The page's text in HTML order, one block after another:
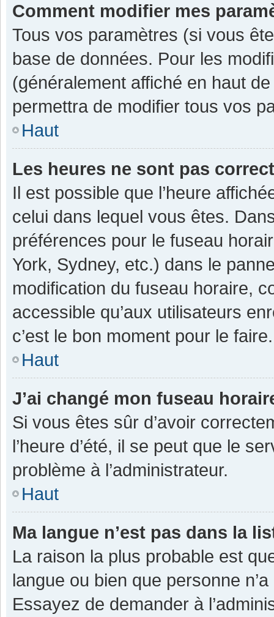
Comment modifier mes
Tous vos paramètres (si vous
base de données. Pour les
(généralement affiché en haut
permettra de modifier tous vos
Haut
Les heures ne sont pas
Il est possible que l’heure
celui dans lequel vous êtes.
préférences pour le fuseau
York, Sydney, etc.) dans le
modification du fuseau horaire,
accessible qu’aux utilisateurs
c’est le bon moment pour le faire.
Haut
J’ai changé mon fuseau
Si vous êtes sûr d’avoir
l’heure d’été, il se peut que le
problème à l’administrateur.
Haut
Ma langue n’est pas dans la
La raison la plus probable est
langue ou bien que personne
Essayez de demander à